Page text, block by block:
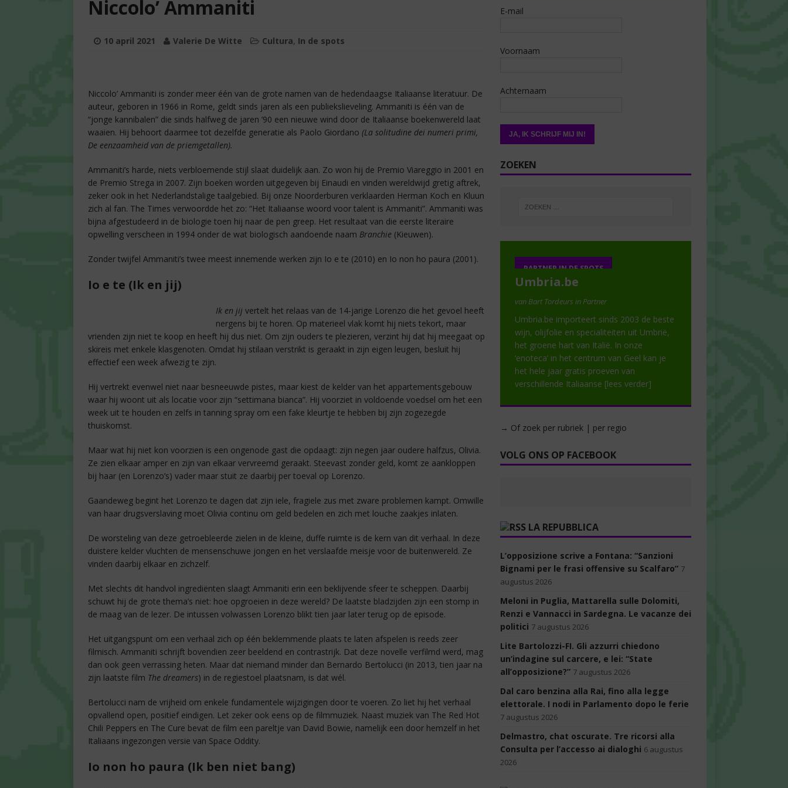
Niccolo’ Ammaniti
10 april 2021 Valerie De Witte Cultura, In de spots
Niccolo’ Ammaniti is zonder meer één van de grote namen van de hedendaagse Italiaanse literatuur. De
auteur, geboren in 1966 in Rome, geldt sinds jaren als een publiekslieveling. Ammaniti is één van de
“jonge kannibalen” die sinds halfweg de jaren ’90 een nieuwe wind door de Italiaanse boekenwereld laat
waaien. Hij behoort daarmee tot dezelfde generatie als Paolo Giordano (La solitudine dei numeri primi,
De eenzaamheid van de priemgetallen).
Ammaniti’s harde, niets verbloemende stijl slaat duidelijk aan. Zo won hij de Premio Viareggio in 2001 en
de Premio Strega in 2007. Zijn boeken worden uitgegeven bij Einaudi en vinden wereldwijd gretig aftrek,
zeker ook in het Nederlandstalige taalgebied. Bij onze Noorderburen verklaarden Herman Koch en Kluun
zich al fan. The Times verwoordde het zo: “Het Italiaanse woord voor talent is Ammaniti”. Ammaniti was
bijna afgestudeerd in de biologie toen hij naar de pen greep. Het resultaat van die eerste literaire
opwelling verscheen in 1994 onder de wat biologisch aandoende naam Branchie(Kieuwen).
Zonder twijfel Ammaniti’s twee meest innemende werken zijn Io e te (2010) en Io non ho paura (2001).
Io e te (Ik en jij)
Ik en jij vertelt het relaas van de 14-jarige Lorenzo die het gevoel heeft
nergens bij te horen. Op materieel vlak komt hij niets tekort, maar
vrienden zijn niet te koop en heeft hij dus niet. Om zijn ouders te plezieren, verzint hij dat hij meegaat op
skireis met enkele klasgenoten. Omdat hij stilaan verstrikt is geraakt in zijn eigen leugen, besluit hij
effectief een week afwezig te zijn.
Hij vertrekt evenwel niet naar besneeuwde pistes, maar kiest de kelder van het appartementsgebouw
waar hij woont uit als locatie voor zijn “settimana bianca”. Hij voorziet in voldoende voedsel om het een
week uit te houden en zelfs in tanning spray om een fake kleurtje te hebben bij zijn zogezegde
thuiskomst.
Maar wat hij niet kon voorzien is een ongenode gast die opdaagt: zijn negen jaar oudere halfzus, Olivia.
Ze zien elkaar amper en zijn van elkaar vervreemd geraakt. Steevast zonder geld, komt ze aankloppen
bij haar (en Lorenzo’s) vader maar stuit ze daarbij per toeval op Lorenzo.
Gaandeweg begint het Lorenzo te dagen dat zijn iele, fragiele zus met zware problemen kampt. Omwille
van haar drugsverslaving moet Olivia continu om geld bedelen en zich met louche zaakjes inlaten.
De worsteling van deze getroebleerde zielen in de kleine, duffe ruimte is de kern van dit verhaal. In deze
duistere kelder vluchten de mensenschuwe jongen en het verslaafde meisje voor de buitenwereld. Ze
vinden daarbij elkaar en zichzelf.
Met slechts dit handvol ingrediënten slaagt Ammaniti erin een beklijvende sfeer te scheppen. Daarbij
schuwt hij de grote thema’s niet: hoe opgroeien in deze wereld? De laatste bladzijden zijn een stomp in
de maag van de lezer. De intussen volwassen Lorenzo blikt tien jaar later terug op de episode.
Het uitgangspunt om een verhaal zich op één beklemmende plaats te laten afspelen is reeds zeer
filmisch. Ammaniti schrijft bovendien zeer beeldend en contrastrijk. Dat deze novelle verfilmd werd, mag
dan ook geen verrassing heten. Maar dat niemand minder dan Bernardo Bertolucci (in 2013, tien jaar na
zijn laatste film The dreamers) in de regiestoel plaatsnam, is dat wél.
Bertolucci nam de vrijheid om enkele fundamentele wijzigingen door te voeren. Zo liet hij het verhaal
opvallend open, positief eindigen. Let zeker ook eens op de filmmuziek. Naast muziek van The Red Hot
Chili Peppers en The Cure bevat de film een pareltje van David Bowie, namelijk een door hemzelf in het
Italiaans ingezongen versie van Space Oddity.
Io non ho paura (Ik ben niet bang)
E-mail
Voornaam
Achternaam
ZOEKEN
PARTNER IN DE SPOTS
Umbria.be
van Bart Tordeurs in Partner
Umbria.be importeert sinds 2003 de beste
wijn, olijfolie en specialiteiten uit Umbrië,
het groene hart van Italië. In onze
‘enoteca’ in het centrum van Geel kan je
het hele jaar gratis proeven van
verschillende Italiaanse [lees verder]
→ Of zoek per rubriek | per regio
VOLG ONS OP FACEBOOK
LA REPUBBLICA
L’opposizione scrive a Fontana: “Sanzioni
Bignami per le frasi offensive su Scalfaro” 7
augustus 2026
Meloni in Puglia, Mattarella sulle Dolomiti,
Renzi e Vannacci in Sardegna. Le vacanze dei
politici 7 augustus 2026
Lite Bartolozzi-FI. Gli azzurri chiedono
un’indagine sul carcere, e lei: “State
all’opposizione?” 7 augustus 2026
Dal caro benzina alla Rai, fino alla legge
elettorale. I nodi in Parlamento dopo le ferie
7 augustus 2026
Delmastro, chat oscurate. Tre ricorsi alla
Consulta per l’accesso ai dialoghi 6 augustus
2026